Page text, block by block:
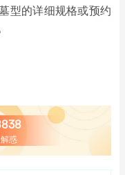
型的详细规格或预约
惑